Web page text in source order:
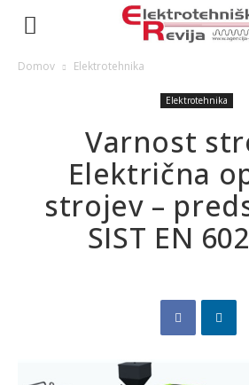
Domov Elektrotehnika
Elektrotehnika
Varnost
Električna
strojev –
SIST EN